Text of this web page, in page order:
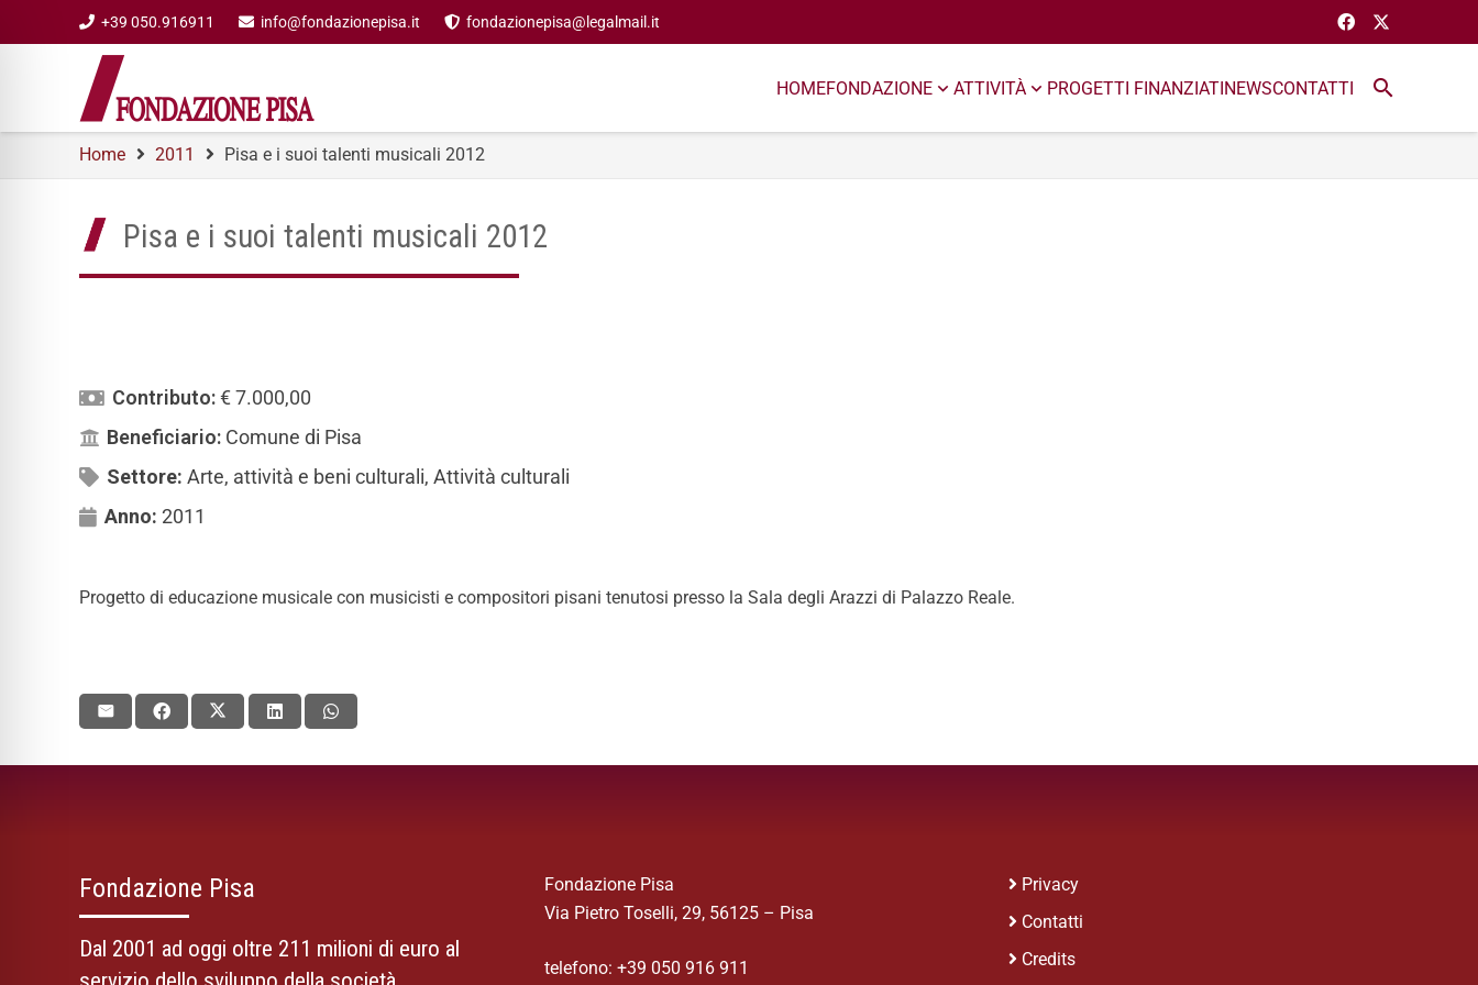
+39 050.916911 info@fondazionepisa.it fondazionepisa@legalmail.it
HOMEFONDAZIONE ATTIVITÀ PROGETTI FINANZIATINEWSCONTATTI search
Home 2011 Pisa e i suoi talenti musicali 2012
Pisa e i suoi talenti musicali 2012
Contributo:€ 7.000,00
Beneficiario: Comune di Pisa
Settore: Arte, attività e beni culturali,Attività culturali
Anno: 2011
Progetto di educazione musicale con musicisti e compositori pisani tenutosi presso la Sala degli Arazzi di Palazzo Reale.
Fondazione Pisa
Dal 2001 ad oggi oltre 211 milioni di euro al
Fondazione Pisa
Via Pietro Toselli, 29, 56125 – Pisa
telefono: +39 050 916 911
Privacy
Contatti
Credits